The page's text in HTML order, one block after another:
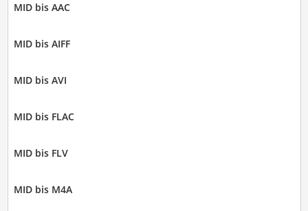
MID bis AAC
MID bis AIFF
MID bis AVI
MID bis FLAC
MID bis FLV
MID bis M4A